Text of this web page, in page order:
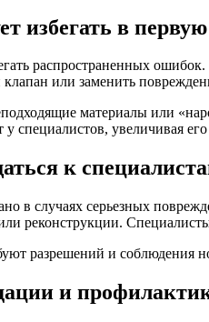
избегать в первую
распространенных
или заменить
материалы или
специалистов, увеличивая
к
в случаях серьезных
реконструкции.
разрешений и соблюдения
и